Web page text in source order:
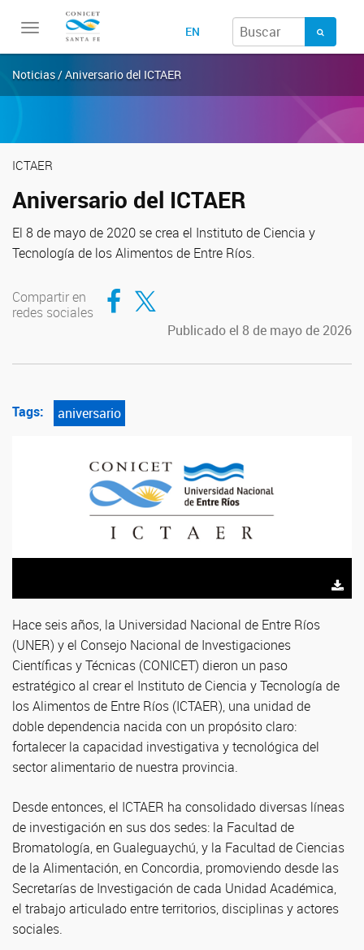
Toggle
EN
Noticias / Aniversario del ICTAER
ICTAER
Aniversario del ICTAER
El 8 de mayode 2020 se crea el Instituto de Ciencia y
Tecnología de los Alimentos de Entre Ríos.
Compartir en
redes sociales
Compartir en Facebook
Compartir en Twitter
Publicado el 8 de mayo de 2026
Tags: aniversario
Hace seis años, la Universidad Nacional de Entre Ríos
(UNER) y el Consejo Nacional de Investigaciones
Científicas y Técnicas (CONICET) dieron un paso
estratégico al crear el Instituto de Ciencia y Tecnología de
los Alimentos de Entre Ríos (ICTAER), una unidad de
doble dependencia nacida con un propósito claro:
fortalecer la capacidad investigativa y tecnológica del
sector alimentario de nuestra provincia.
Desde entonces, el ICTAER ha consolidado diversas líneas
de investigación en sus dos sedes: la Facultad de
Bromatología, en Gualeguaychú, y la Facultad de Ciencias
de la Alimentación, en Concordia, promoviendo desde las
Secretarías de Investigación de cada Unidad Académica,
el trabajo articulado entre territorios, disciplinas y actores
sociales.